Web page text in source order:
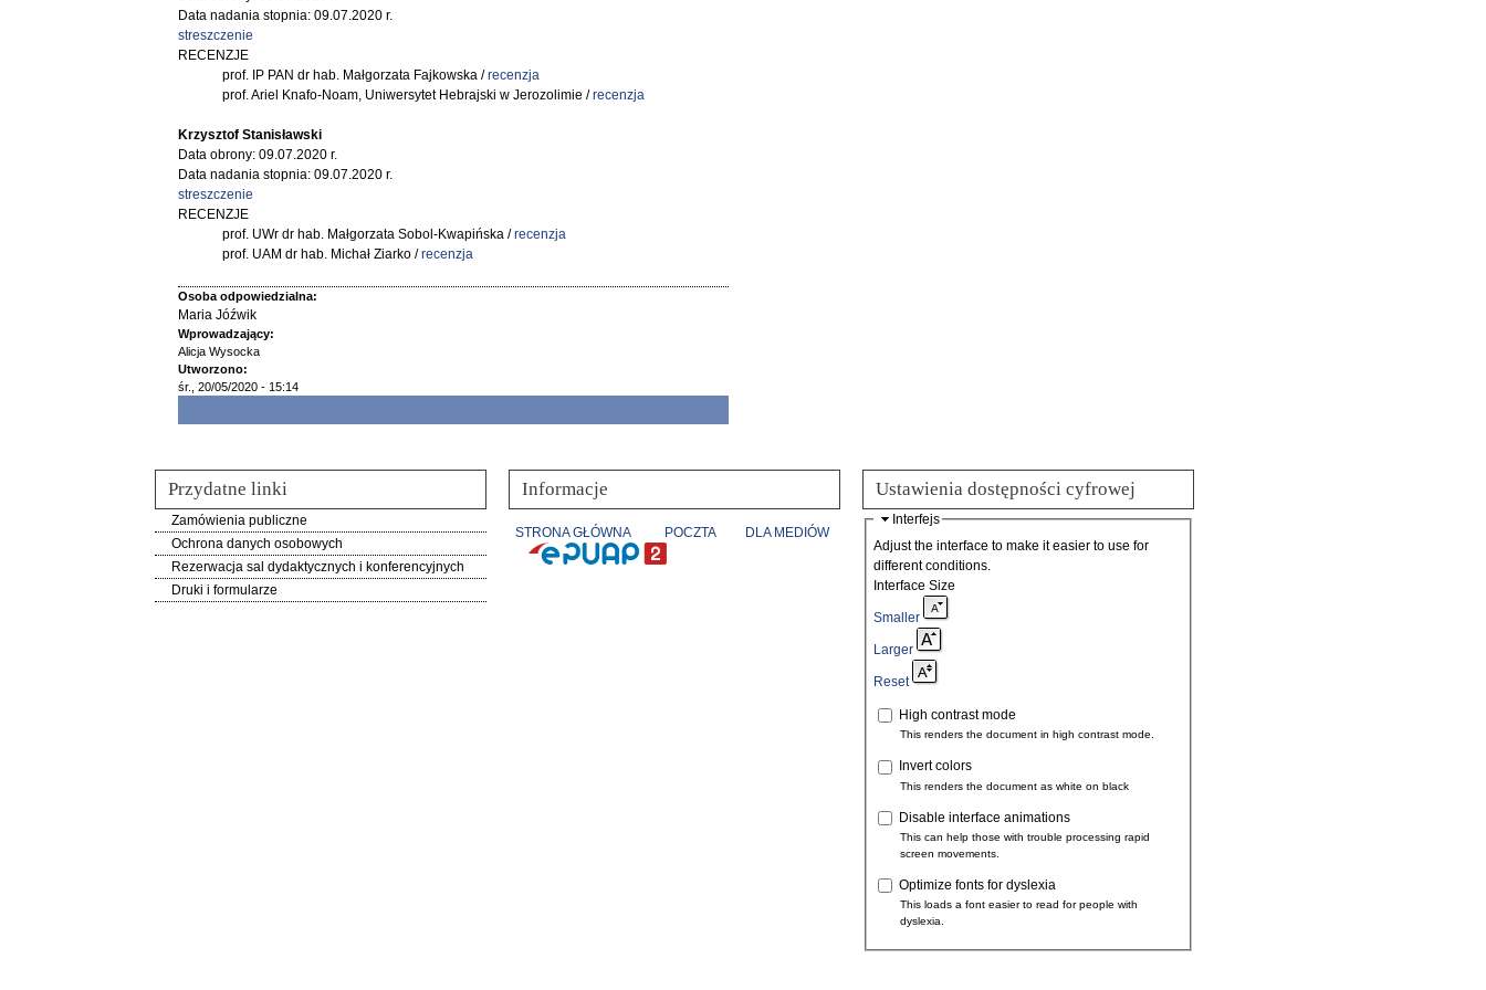
Data nadania stopnia: 09.07.2020 r.
streszczenie
RECENZJE
prof. IP PAN dr hab. Małgorzata Fajkowska /recenzja
prof. Ariel Knafo-Noam, Uniwersytet Hebrajski w Jerozolimie /recenzja
Krzysztof Stanisławski
Data obrony: 09.07.2020 r.
Data nadania stopnia: 09.07.2020 r.
streszczenie
RECENZJE
prof. UWr dr hab. Małgorzata Sobol-Kwapińska /recenzja
prof. UAM dr hab. Michał Ziarko /recenzja
Osoba odpowiedzialna:
Maria Jóźwik
Wprowadzający:
Alicja Wysocka
Utworzono:
śr., 20/05/2020 - 15:14
Przydatne linki
Zamówienia publiczne
Ochrona danych osobowych
Rezerwacja sal dydaktycznych i konferencyjnych
Druki i formularze
Informacje
STRONA GŁÓWNA POCZTA DLA MEDIÓW
Ustawienia dostępności cyfrowej
Interfejs
Adjust the interface to make it easier to use for
different conditions.
Interface Size
Smaller
Larger
Reset
High contrast mode
This renders the document in high contrast mode.
Invert colors
This renders the document as white on black
Disable interface animations
This can help those with trouble processing rapid
screen movements.
Optimize fonts for dyslexia
This loads a font easier to read for people with
dyslexia.